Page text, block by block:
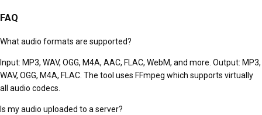
FAQ
What audio formats are supported?
Input: MP3, WAV, OGG, M4A, AAC, FLAC, WebM, and more. Output: MP3,
WAV, OGG, M4A, FLAC. The tool uses FFmpeg which supports virtually
all audio codecs.
Is my audio uploaded to a server?